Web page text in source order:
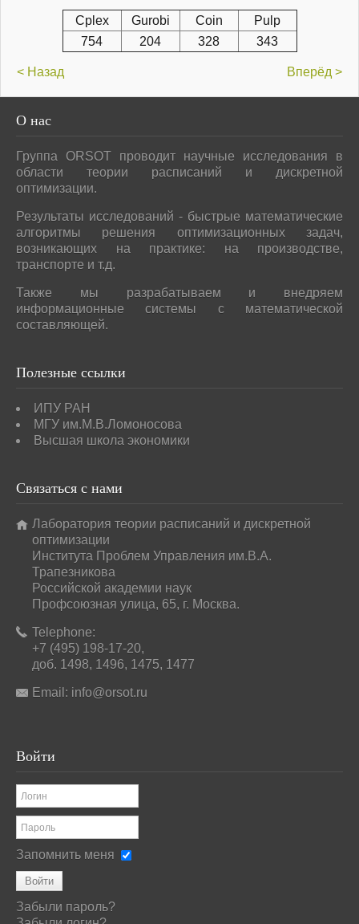
Cplex Gurobi Coin
Pulp
754
204 328 343
< Назад Вперёд >
О нас
Группа ORSOT проводит научные исследования в
области теории расписаний и дискретной
оптимизации.
Результаты исследований - быстрые математические
алгоритмы решения оптимизационных задач,
возникающих на практике: на производстве,
транспорте и т.д.
Также мы разрабатываем и внедряем
информационные системы с математической
составляющей.
Полезные ссылки
ИПУ РАН
МГУ им.М.В.Ломоносова
Высшая школа экономики
Связаться с нами
Лаборатория теории расписаний и дискретной
оптимизации
Института Проблем Управления им.В.А.
Трапезникова
Российской академии наук
Профсоюзная улица, 65, г. Москва.
Telephone:
+7 (495) 198-17-20,
доб. 1498, 1496, 1475, 1477
Email: info@orsot.ru
Войти
Запомнить меня
Войти
Забыли пароль?